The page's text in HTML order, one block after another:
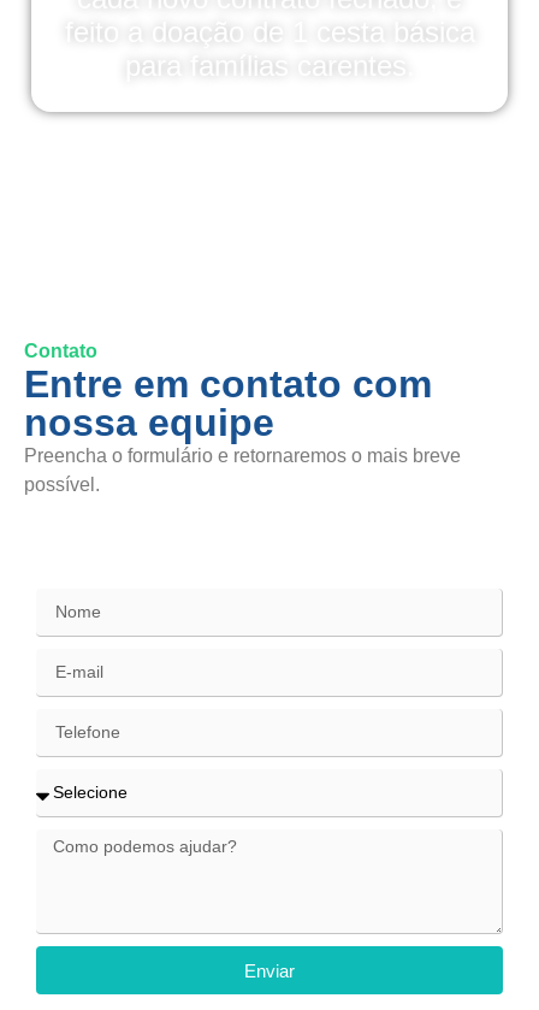
feito a doação de 1 cesta básica
para famílias carentes.
Contato
Entre em contato com
nossa equipe
Preencha o formulário e retornaremos o mais breve
possível.
Enviar